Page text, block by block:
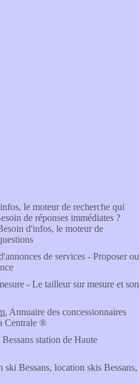
le moteur de recherche qui
de réponses immédiates ?
d'infos, le moteur de
de services - Proposer ou
- Le tailleur sur mesure et son
, Annuaire des concessionnaires
Centrale ®
station de Haute
ski Bessans, location skis Bessans,